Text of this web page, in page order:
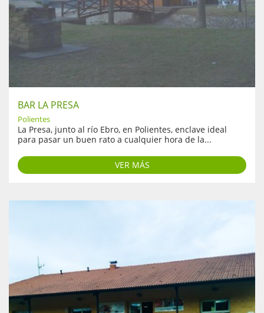
BAR LA PRESA
Polientes
La Presa, junto al río Ebro, en Polientes, enclave ideal
para pasar un buen rato a cualquier hora de la...
VER MÁS